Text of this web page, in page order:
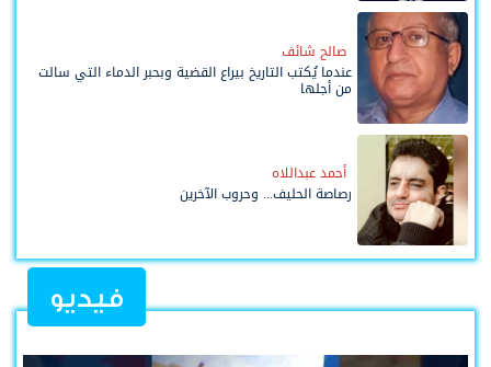
صالح شائف
عندما يُكتب التاريخ بيراع القضية وبحبر الدماء التي سالت
من أجلها
أحمد عبداللاه
رصاصة الحليف... وحروب الآخرين
فيديو